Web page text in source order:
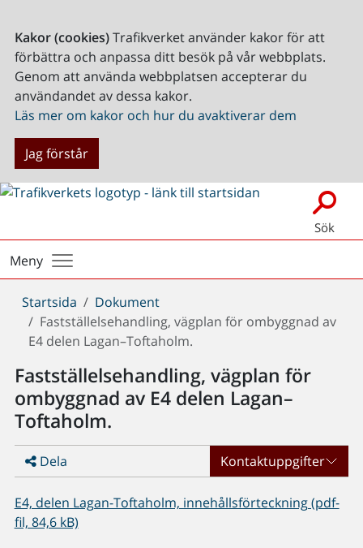
Kakor (cookies)Trafikverket använder kakor för att
förbättra och anpassa ditt besök på vår webbplats.
Genom att använda webbplatsen accepterar du
användandet av dessa kakor.
Läs mer om kakor och hur du avaktiverar dem
Jag förstår
Sök
Meny
Du
är
här:
Startsida
Dokument
Fastställelsehandling, vägplan för ombyggnad av
E4 delen Lagan–Toftaholm.
Fastställelsehandling, vägplan för
ombyggnad av E4 delen Lagan–
Toftaholm.
Dela Kontaktuppgifter
E4, delen Lagan-Toftaholm, innehållsförteckning (pdf-
fil, 84,6 kB)